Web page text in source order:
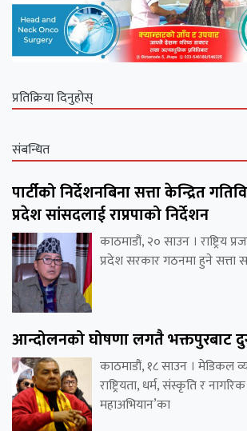
प्रतिक्रिया दिनुहोस्
संबन्धित
पार्टीको निर्देशनबिना सत्ता केन्द्रित
प्रदेश सांसदलाई राप्रपाको निर्देशन
काठमाडौं, २० साउन । राष्ट्रिय
प्रदेश सरकार गठनमा हुने सत्ता
आन्दोलनको घोषणा लगतै भक्तपुरबाट
काठमाडौं, १८ साउन । मेडिकल
राष्ट्रियता, धर्म, संस्कृति र
महाअभियान’का